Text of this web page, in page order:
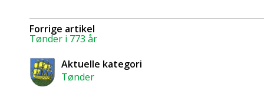
Forrige artikel
Tønder i 773 år
Aktuelle kategori
Tønder